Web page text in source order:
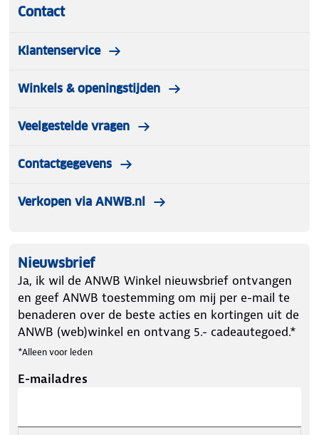
Contact
Klantenservice
Winkels & openingstijden
Veelgestelde vragen
Contactgegevens
Verkopen via ANWB.nl
Nieuwsbrief
Ja, ik wil de ANWB Winkel nieuwsbrief ontvangen
en geef ANWB toestemming om mij per e-mail te
benaderen over de beste acties en kortingen uit de
ANWB (web)winkel en ontvang 5.- cadeautegoed.*
*Alleen voor leden
E-mailadres